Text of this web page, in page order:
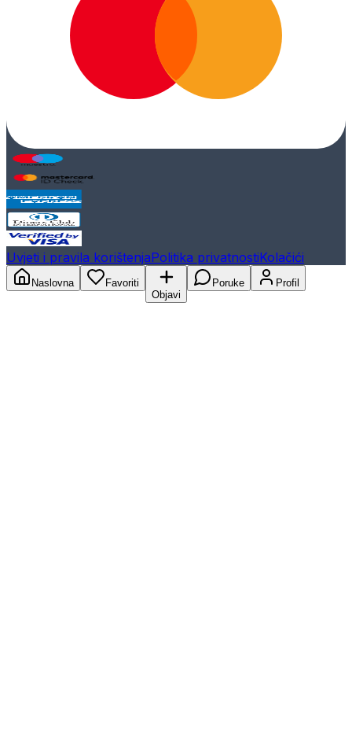
Uvjeti i pravila korištenjaPolitika privatnostiKolačići
Naslovna
Favoriti
Objavi
Poruke Profil